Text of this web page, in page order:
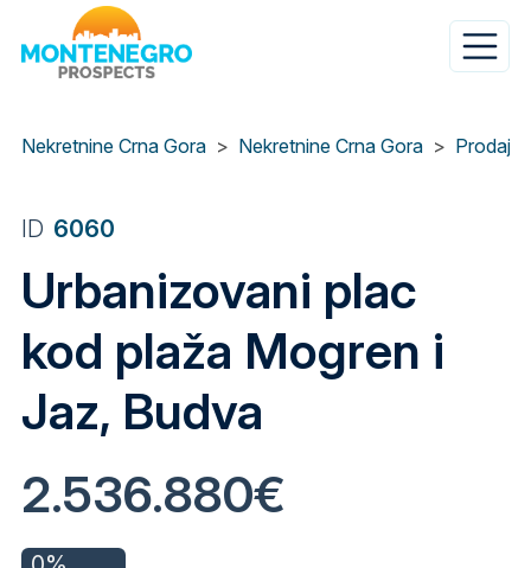
Nekretnine Crna Gora
Nekretnine Crna Gora Prodaja
ID 6060
Urbanizovani plac
kod plaža Mogren i
Jaz, Budva
2.536.880€